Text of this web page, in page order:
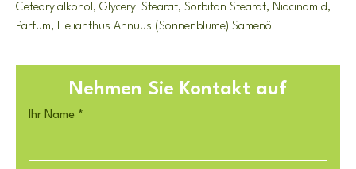
Cetearylalkohol, Glyceryl Stearat, Sorbitan Stearat, Niacinamid,
Parfum, Helianthus Annuus (Sonnenblume) Samenöl
Nehmen Sie Kontakt auf
Ihr Name *